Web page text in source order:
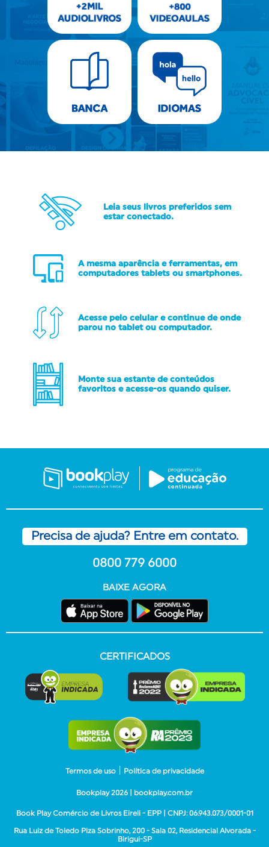
Leia seus livros preferidos sem
estar conectado.
A mesma aparência e ferramentas, em
computadores tablets ou smartphones.
Acesse pelo celular e continue de onde
parou no tablet ou computador.
Monte sua estante de conteúdos
favoritos e acesse-os quando quiser.
Precisa de ajuda? Entre em contato.
0800 779 6000
BAIXE AGORA
CERTIFICADOS
Termos de uso| Política de privacidade
Bookplay 2026 | bookplay.com.br
Book Play Comércio de Livros Eireli - EPP | CNPJ: 06.943.073/0001-01
Rua Luiz de Toledo Piza Sobrinho, 200 - Sala 02, Residencial Alvorada -
Birigui-SP